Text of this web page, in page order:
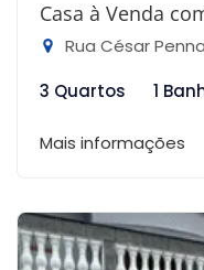
Casa à Venda
Rua César Penna
3 Quartos
1
Mais informações